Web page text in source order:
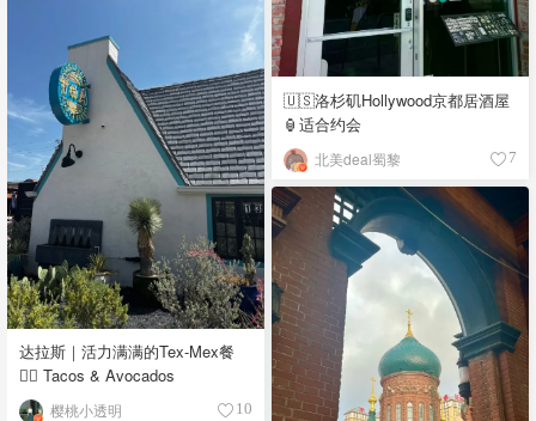
🇺🇸洛杉矶Hollywood京都居酒屋
🏮适合约会
北美deal蜀黎 7
达拉斯｜活力满满的Tex-Mex餐
👉🏼 Tacos & Avocados
樱桃小透明 10